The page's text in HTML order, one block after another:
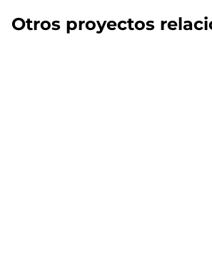
Otros proyectos